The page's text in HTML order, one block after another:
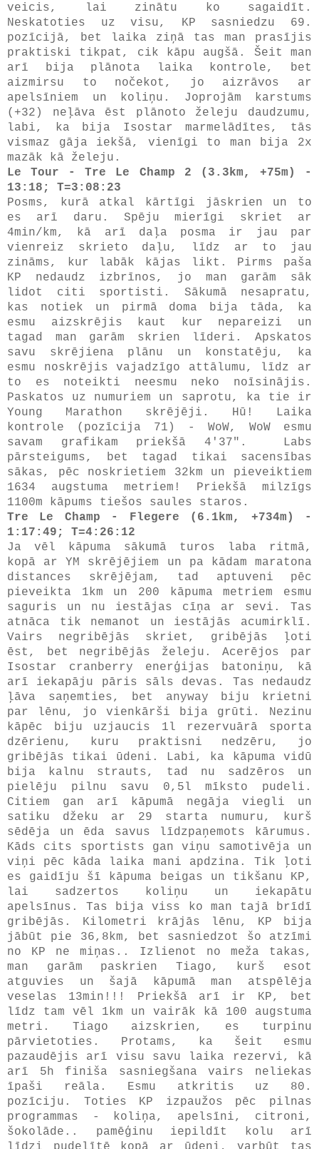
veicis, lai zinātu ko sagaidīt.
Neskatoties uz visu, KP sasniedzu 69.
pozīcijā, bet laika ziņā tas man prasījis
praktiski tikpat, cik kāpu augšā. Šeit man
arī bija plānota laika kontrole, bet
aizmirsu to nočekot, jo aizrāvos ar
apelsīniem un koliņu. Joprojām karstums
(+32) neļāva ēst plānoto želeju daudzumu,
labi, ka bija Isostar marmelādītes, tās
vismaz gāja iekšā, vienīgi to man bija 2x
mazāk kā želeju.
Le Tour - Tre Le Champ 2 (3.3km, +75m) -
13:18; T=3:08:23
Posms, kurā atkal kārtīgi jāskrien un to
es arī daru. Spēju mierīgi skriet ar
4min/km, kā arī daļa posma ir jau par
vienreiz skrieto daļu, līdz ar to jau
zināms, kur labāk kājas likt. Pirms paša
KP nedaudz izbrīnos, jo man garām sāk
lidot citi sportisti. Sākumā nesapratu,
kas notiek un pirmā doma bija tāda, ka
esmu aizskrējis kaut kur nepareizi un
tagad man garām skrien līderi. Apskatos
savu skrējiena plānu un konstatēju, ka
esmu noskrējis vajadzīgo attālumu, līdz ar
to es noteikti neesmu neko noīsinājis.
Paskatos uz numuriem un saprotu, ka tie ir
Young Marathon skrējēji. Hū! Laika
kontrole (pozīcija 71) - WoW, WoW esmu
savam grafikam priekšā 4'37". Labs
pārsteigums, bet tagad tikai sacensības
sākas, pēc noskrietiem 32km un pieveiktiem
1634 augstuma metriem! Priekšā milzīgs
1100m kāpums tiešos saules staros.
Tre Le Champ - Flegere (6.1km, +734m) -
1:17:49; T=4:26:12
Ja vēl kāpuma sākumā turos laba ritmā,
kopā ar YM skrējējiem un pa kādam maratona
distances skrējējam, tad aptuveni pēc
pieveikta 1km un 200 kāpuma metriem esmu
saguris un nu iestājas cīņa ar sevi. Tas
atnāca tik nemanot un iestājās acumirklī.
Vairs negribējās skriet, gribējās ļoti
ēst, bet negribējās želeju. Acerējos par
Isostar cranberry enerģijas batoniņu, kā
arī iekapāju pāris sāls devas. Tas nedaudz
ļāva saņemties, bet anyway biju krietni
par lēnu, jo vienkārši bija grūti. Nezinu
kāpēc biju uzjaucis 1l rezervuārā sporta
dzērienu, kuru praktisni nedzēru, jo
gribējās tikai ūdeni. Labi, ka kāpuma vidū
bija kalnu strauts, tad nu sadzēros un
pielēju pilnu savu 0,5l mīksto pudeli.
Citiem gan arī kāpumā negāja viegli un
satiku džeku ar 29 starta numuru, kurš
sēdēja un ēda savus līdzpaņemots kārumus.
Kāds cits sportists gan viņu samotivēja un
viņi pēc kāda laika mani apdzina. Tik ļoti
es gaidīju šī kāpuma beigas un tikšanu KP,
lai sadzertos koliņu un iekapātu
apelsīnus. Tas bija viss ko man tajā brīdī
gribējās. Kilometri krājās lēnu, KP bija
jābūt pie 36,8km, bet sasniedzot šo atzīmi
no KP ne miņas.. Izlienot no meža takas,
man garām paskrien Tiago, kurš esot
atguvies un šajā kāpumā man atspēlēja
veselas 13min!!! Priekšā arī ir KP, bet
līdz tam vēl 1km un vairāk kā 100 augstuma
metri. Tiago aizskrien, es turpinu
pārvietoties. Protams, ka šeit esmu
pazaudējis arī visu savu laika rezervi, kā
arī 5h finiša sasniegšana vairs neliekas
īpaši reāla. Esmu atkritis uz 80.
pozīciju. Toties KP izpaužos pēc pilnas
programmas - koliņa, apelsīni, citroni,
šokolāde.. pamēģinu iepildīt kolu arī